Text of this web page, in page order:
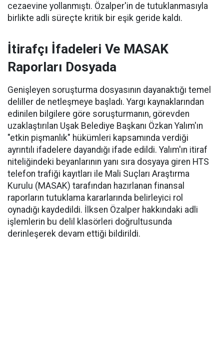
cezaevine yollanmıştı. Özalper'in de tutuklanmasıyla
birlikte adli süreçte kritik bir eşik geride kaldı.
İtirafçı İfadeleri Ve MASAK
Raporları Dosyada
Genişleyen soruşturma dosyasının dayanaktığı temel
deliller de netleşmeye başladı. Yargı kaynaklarından
edinilen bilgilere göre soruşturmanın, görevden
uzaklaştırılan Uşak Belediye Başkanı Özkan Yalım'ın
"etkin pişmanlık" hükümleri kapsamında verdiği
ayrıntılı ifadelere dayandığı ifade edildi. Yalım'ın itiraf
niteliğindeki beyanlarının yanı sıra dosyaya giren HTS
telefon trafiği kayıtları ile Mali Suçları Araştırma
Kurulu (MASAK) tarafından hazırlanan finansal
raporların tutuklama kararlarında belirleyici rol
oynadığı kaydedildi. İlksen Özalper hakkındaki adli
işlemlerin bu delil klasörleri doğrultusunda
derinleşerek devam ettiği bildirildi.